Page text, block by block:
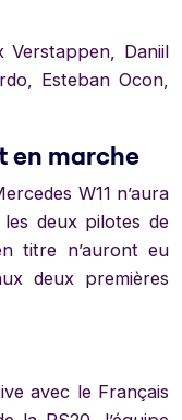
Daniil
Esteban Ocon,
en marche
W11 n’aura
deux pilotes de
titre n’auront eu
deux premières
avec le Français